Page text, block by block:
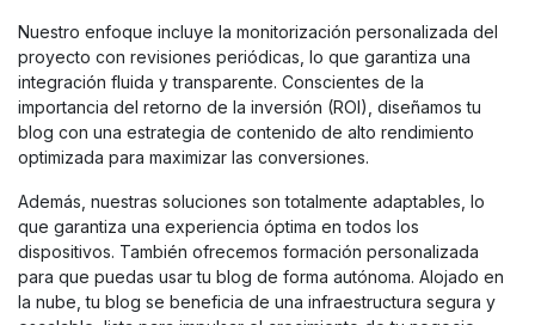
Nuestro enfoque incluye la monitorización personalizada del
proyecto con revisiones periódicas, lo que garantiza una
integración fluida y transparente. Conscientes de la
importancia del retorno de la inversión (ROI), diseñamos tu
blog con una estrategia de contenido de alto rendimiento
optimizada para maximizar las conversiones.
Además, nuestras soluciones son totalmente adaptables, lo
que garantiza una experiencia óptima en todos los
dispositivos. También ofrecemos formación personalizada
para que puedas usar tu blog de forma autónoma. Alojado en
la nube, tu blog se beneficia de una infraestructura segura y